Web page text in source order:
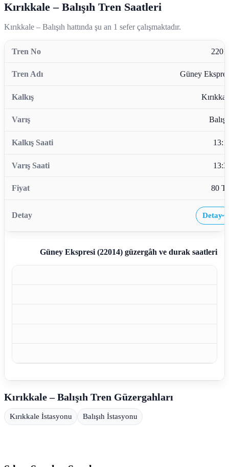
Kırıkkale – Balışıh Tren Saatleri
Kırıkkale – Balışıh hattında şu an 1 sefer çalışmaktadır.
Güney
80
Detay›
Güney Ekspresi (22014)güzergâh ve durak saatleri
Kırıkkale – Balışıh Tren Güzergahları
Kırıkkale İstasyonu Balışıh İstasyonu